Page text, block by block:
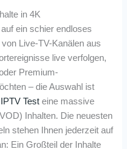
in 4K
ein schier endloses
Live-TV-Kanälen aus
live verfolgen,
Premium-
– die Auswahl ist
IPTV Test eine massive
Inhalten. Die neuesten
stehen Ihnen jederzeit auf
Ein Großteil der Inhalte